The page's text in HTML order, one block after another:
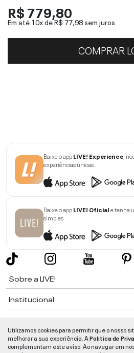
R$ 779,80
Em até 10x deR$ 77,98sem juros
COMPRAR
Baixe o appLIVE! Experience ,
experiências únicas.
Baixe o appLIVE! Oficiale tenha
simples.
Sobre a LIVE!
Institucional
Ajuda
Utilizamos cookies para permitir que o nosso
melhorar a sua experiência. APolitica de
complementam este aviso. Ao navegar em